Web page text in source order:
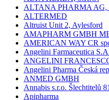
ALTANA PHARMA
ALTERMED
Altruist Unit 2, Aylesford
AMAPHARM GMBH
AMERICAN WAY CR
Angelini Farmaceutica
ANGELINI
Angelini Pharma Česká
ANMED GMBH
Annabis s.r.o. Šlechtitelů
Apipharma